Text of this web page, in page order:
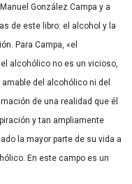
González Campa y a
de este libro: el alcohol y la
Para Campa, «el
alcohólico no es un vicioso,
del alcohólico ni del
de una realidad que él
y tan ampliamente
la mayor parte de su vida a
En este campo es un